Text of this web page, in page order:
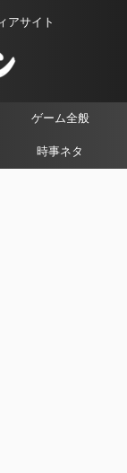
アサイト
ゲーム全般
時事ネタ